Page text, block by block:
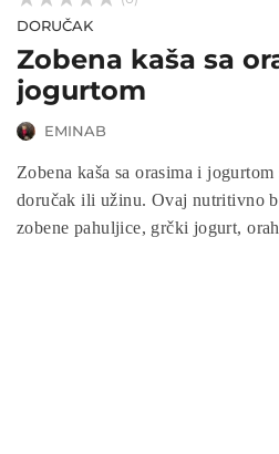
DORUČAK
Zobena kaša sa
jogurtom
EMINAB
Zobena kaša sa orasima i
doručak ili užinu. Ovaj nutritivno
zobene pahuljice, grčki jogurt,